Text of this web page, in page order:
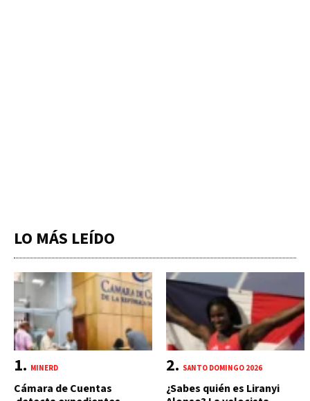
LO MÁS LEÍDO
MINERD
Cámara de Cuentas
SANTO DOMINGO 2026
¿Sabes quién es Liranyi